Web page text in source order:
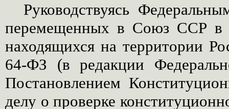
Руководствуясь
перемещенных в Союз ССР в
находящихся на территории
64-ФЗ (в редакции
Постановлением
делу о проверке